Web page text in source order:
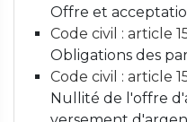
Offre et
Code civil : article
Obligations des
Code civil : article
Nullité de l'offre